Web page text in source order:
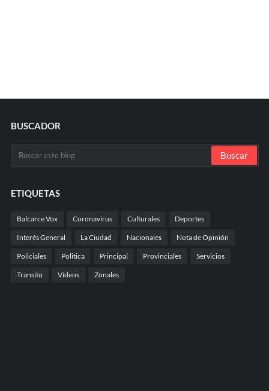
BUSCADOR
ETIQUETAS
Balcarce Vox Coronavirus Culturales Deportes
Interés General La Ciudad Nacionales Nota de Opinión
Policiales Politica Principal Provinciales Servicios
Transito Videos Zonales